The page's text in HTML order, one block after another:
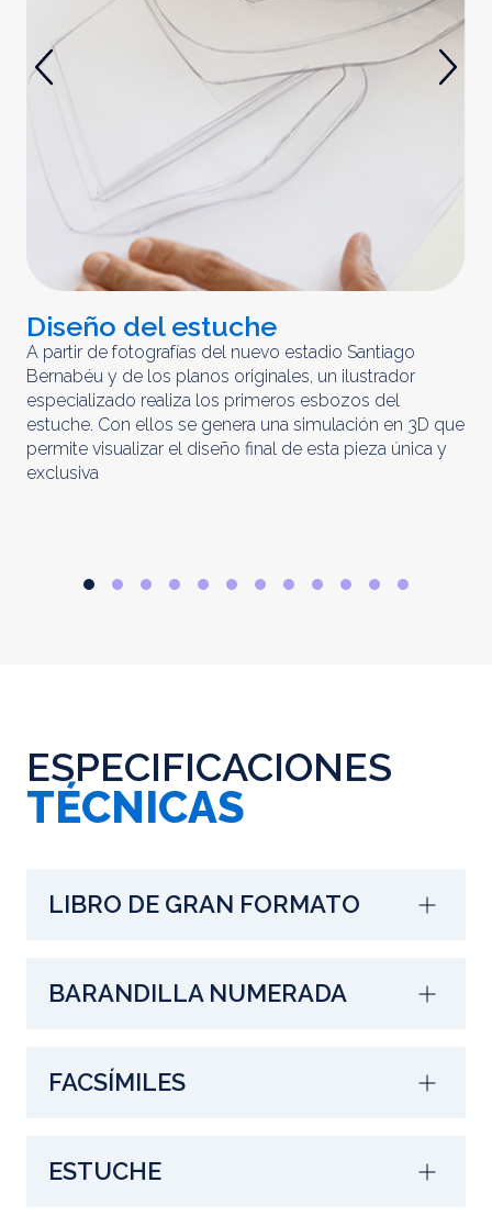
Diseño del estuche
A partir de fotografías del nuevo estadio Santiago
Bernabéu y de los planos originales, un ilustrador
especializado realiza los primeros esbozos del
estuche. Con ellos se genera una simulación en 3D que
permite visualizar el diseño final de esta pieza única y
exclusiva
ESPECIFICACIONES
TÉCNICAS
LIBRO DE GRAN FORMATO
BARANDILLA NUMERADA
FACSÍMILES
ESTUCHE